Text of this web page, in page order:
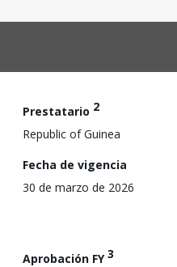
Prestatario 2
Republic of Guinea
Fecha de vigencia
30 de marzo de 2026
Aprobación FY3